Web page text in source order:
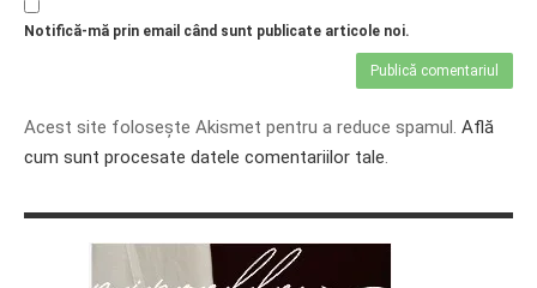
Notifică-mă prin email când sunt publicate articole noi.
Acest site folosește Akismet pentru a reduce spamul. Află
cum sunt procesate datele comentariilor tale.